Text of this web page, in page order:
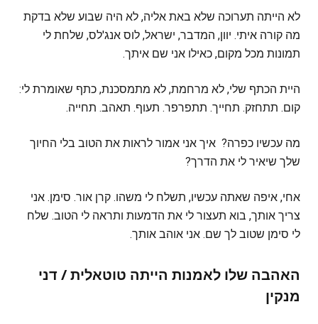
לא הייתה תערוכה שלא באת אליה, לא היה שבוע שלא בדקת
מה קורה איתי. יוון, המדבר, ישראל, לוס אנג'לס, שלחת לי
תמונות מכל מקום, כאילו אני שם איתך.
היית הכתף שלי, לא מרחמת, לא מתמסכנת, כתף שאומרת לי:
קום. תתחזק. תחייך. תתפרפר. תעוף. תאהב. תחייה.
מה עכשיו כפרה? איך אני אמור לראות את הטוב בלי החיוך
שלך שיאיר לי את הדרך?
אחי, איפה שאתה עכשיו, תשלח לי משהו. קרן אור. סימן. אני
צריך אותך, בוא תעצור לי את הדמעות ותראה לי הטוב. שלח
לי סימן שטוב לך שם. אני אוהב אותך.
האהבה שלו לאמנות הייתה טוטאלית/ דני
מנקין